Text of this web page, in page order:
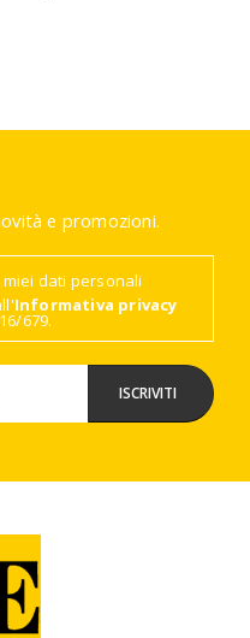
e promozioni.
dati personali
Informativa privacy
679.